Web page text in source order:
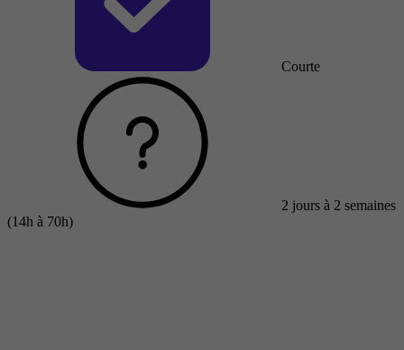
Courte
2 jours à 2 semaines
(14h à 70h)